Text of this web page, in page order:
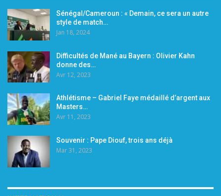
Sénégal/Cameroun : « Demain, ce sera un autre
style de match…
Jan 18, 2024
Difficultés de Mané au Bayern : Olivier Kahn
donne des…
Avr 12, 2023
Athlétisme – Gabriel Faye médaillé d’argent aux
Masters…
Avr 11, 2023
Souvenir : Pape Diouf, trois ans déjà
Mar 31, 2023